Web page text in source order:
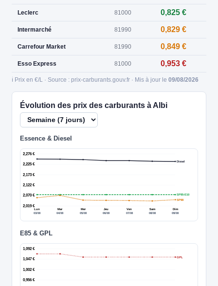
Leclerc 81000 0,825 €
Intermarché 81990 0,829 €
Carrefour Market 81990 0,849 €
Esso Express 81000 0,953 €
ℹ️ Prix en €/L · Source : prix-carburants.gouv.fr · Mis à jour le 09/08/2026
Évolution des prix des carburants à Albi
Essence & Diesel
2,019 €
2,070 €
2,122 €
2,173 €
2,225 €
2,276 €
Lun
03/08
Mar
04/08
Mer
05/08
Jeu
06/08
Ven
07/08
Sam
08/08
Dim
09/08
Diesel
SP95-E10
SP98
E85 & GPL
0,956 €
1,002 €
1,047 €
1,092 €
GPL